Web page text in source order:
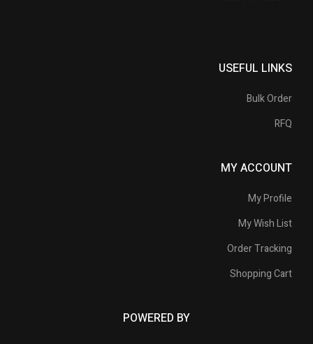
USEFUL LINKS
Bulk Order
RFQ
MY ACCOUNT
My Profile
My Wish List
Order Tracking
Shopping Cart
POWERED BY